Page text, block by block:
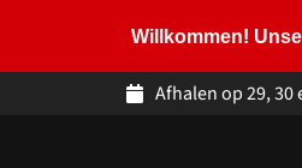
Willkommen!
Afhalen op 29, 30